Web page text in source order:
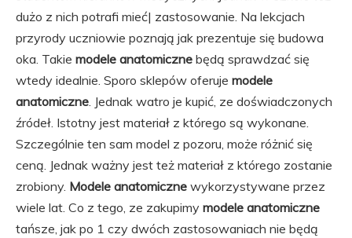
dużo z nich potrafi mieć| zastosowanie. Na lekcjach
przyrody uczniowie poznają jak prezentuje się budowa
oka. Takie modele anatomiczne będą sprawdzać się
wtedy idealnie. Sporo sklepów oferuje modele
anatomiczne. Jednak watro je kupić, ze doświadczonych
źródeł. Istotny jest materiał z którego są wykonane.
Szczególnie ten sam model z pozoru, może różnić się
ceną. Jednak ważny jest też materiał z którego zostanie
zrobiony. Modele anatomiczne wykorzystywane przez
wiele lat. Co z tego, ze zakupimy modele anatomiczne
tańsze, jak po 1 czy dwóch zastosowaniach nie będą